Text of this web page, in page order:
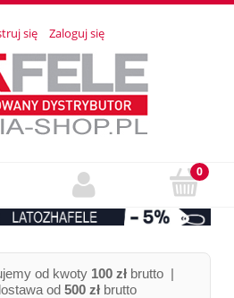
się Zaloguj się
od kwoty 100 zł brutto |
od 500 złbrutto